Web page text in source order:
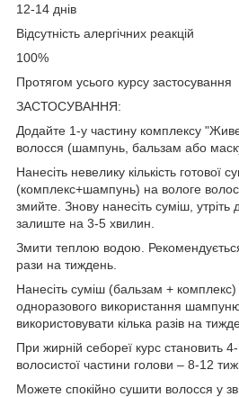
12-14 днів
Відсутність алергічних реакцій
100%
Протягом усього курсу застосування
ЗАСТОСУВАННЯ:
Додайте 1-у частину комплексу
волосся (шампунь, бальзам або
Нанесіть невелику кількість готової
(комплекс+шампунь) на вологе
змийте. Знову нанесіть суміш, утріть
залиште на 3-5 хвилин.
Змити теплою водою.
рази на тиждень.
Нанесіть суміш (бальзам +
одноразового використання
використовувати кілька разів на
При жирній себореї курс становить
волосистої частини голови – 8-12
Можете спокійно сушити волосся у